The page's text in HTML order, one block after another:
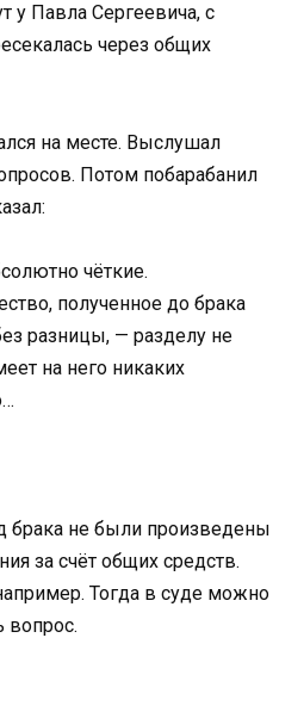
у Павла Сергеевича, с
через общих
на месте. Выслушал
Потом побарабанил
чёткие.
полученное до брака
разницы, — разделу не
на него никаких
брака не были произведены
за счёт общих средств.
Тогда в суде можно
вопрос.